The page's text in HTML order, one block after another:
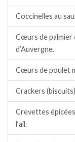
Coccinelles au
Cœurs de palmier
d’Auvergne.
Cœurs de poulet
Crackers
Crevettes
l’ail.